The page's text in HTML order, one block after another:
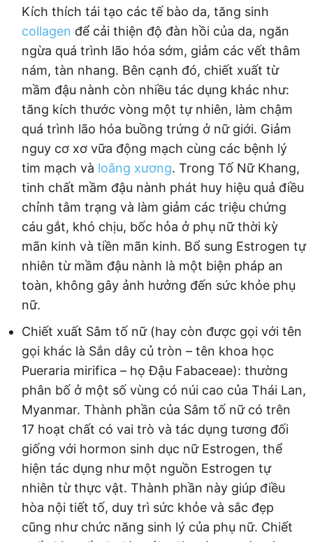
Kích thích tái tạo các tế bào da, tăng sinh
collagen để cải thiện độ đàn hồi của da, ngăn
ngừa quá trình lão hóa sớm, giảm các vết thâm
nám, tàn nhang. Bên cạnh đó, chiết xuất từ
mầm đậu nành còn nhiều tác dụng khác như:
tăng kích thước vòng một tự nhiên, làm chậm
quá trình lão hóa buồng trứng ở nữ giới. Giảm
nguy cơ xơ vữa động mạch cùng các bệnh lý
tim mạch và loãng xương. Trong Tố Nữ Khang,
tinh chất mầm đậu nành phát huy hiệu quả điều
chỉnh tâm trạng và làm giảm các triệu chứng
cáu gắt, khó chịu, bốc hỏa ở phụ nữ thời kỳ
mãn kinh và tiền mãn kinh. Bổ sung Estrogen tự
nhiên từ mầm đậu nành là một biện pháp an
toàn, không gây ảnh hưởng đến sức khỏe phụ
nữ.
Chiết xuất Sâm tố nữ (hay còn được gọi với tên
gọi khác là Sắn dây củ tròn – tên khoa học
Pueraria mirifica – họ Đậu Fabaceae): thường
phân bố ở một số vùng có núi cao của Thái Lan,
Myanmar. Thành phần của Sâm tố nữ có trên
17 hoạt chất có vai trò và tác dụng tương đối
giống với hormon sinh dục nữ Estrogen, thể
hiện tác dụng như một nguồn Estrogen tự
nhiên từ thực vật. Thành phần này giúp điều
hòa nội tiết tố, duy trì sức khỏe và sắc đẹp
cũng như chức năng sinh lý của phụ nữ. Chiết